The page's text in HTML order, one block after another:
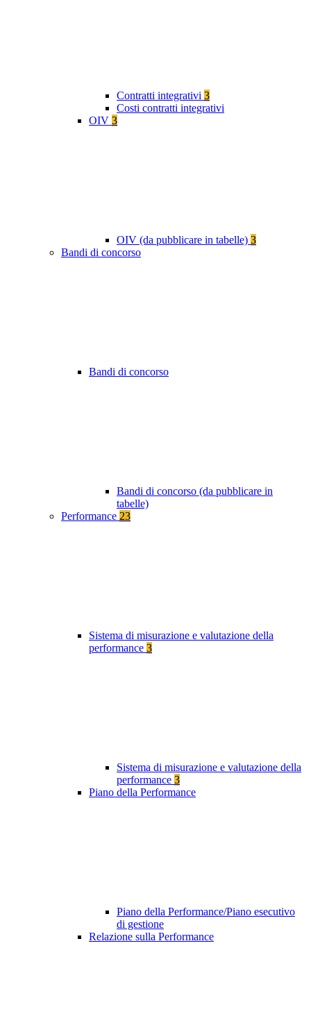
Contratti integrativi 3
Costi contratti integrativi
OIV 3
OIV (da pubblicare in tabelle) 3
Bandi di concorso
Bandi di concorso
Bandi di concorso (da pubblicare in
tabelle)
Performance 23
Sistema di misurazione e valutazione della
performance 3
Sistema di misurazione e valutazione della
performance 3
Piano della Performance
Piano della Performance/Piano esecutivo
di gestione
Relazione sulla Performance